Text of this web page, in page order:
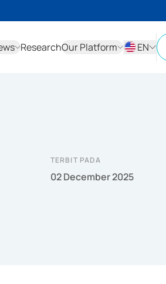
ResearchOur Platform
EN
TERBIT PADA
02 December 2025